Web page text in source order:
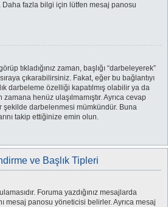
fazla bilgi için lütfen mesaj panosu
tıkladığınız zaman, başlığı “darbeleyerek”
çıkarabilirsiniz. Fakat, eğer bu bağlantıyı
darbeleme özelliği kapatılmış olabilir ya da
henüz ulaşılmamıştır. Ayrıca cevap
şekilde darbelenmesi mümkündür. Buna
takip ettiğinize emin olun.
ve Başlık Tipleri
Foruma yazdığınız mesajlarda
mesaj panosu yöneticisi belirler. Ayrıca mesaj